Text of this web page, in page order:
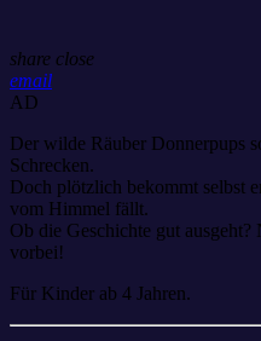
share close
email
AD
Der wilde Räuber Donnerpups
Schrecken.
Doch plötzlich bekommt selbst
vom Himmel fällt.
Ob die Geschichte gut
vorbei!
Für Kinder ab 4 Jahren.